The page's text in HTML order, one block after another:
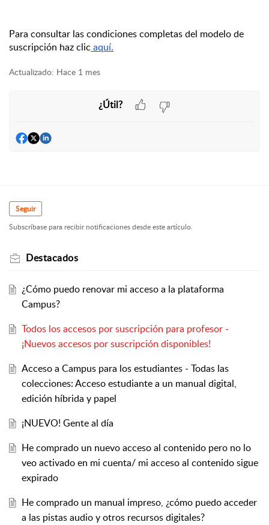
Para consultar las condiciones completas del modelo de
suscripción haz clic aquí.
Actualizado: Hace 1 mes
¿Útil?
Seguir
Subscríbase para recibir notificaciones desde este artículo.
Destacados
¿Cómo puedo renovar mi acceso a la plataforma
Campus?
Todos los accesos por suscripción para profesor -
¡Nuevos accesos por suscripción disponibles!
Acceso a Campus para los estudiantes - Todas las
colecciones: Acceso estudiante a un manual digital,
edición híbrida y papel
¡NUEVO! Gente al día
He comprado un nuevo acceso al contenido pero no lo
veo activado en mi cuenta/ mi acceso al contenido sigue
expirado
He comprado un manual impreso, ¿cómo puedo acceder
a las pistas audio y otros recursos digitales?